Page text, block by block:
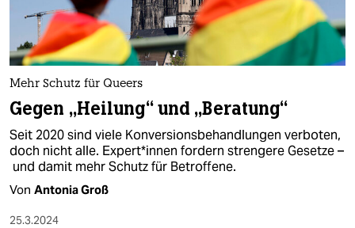
Mehr Schutz für Queers
Gegen „Heilung“ und „Beratung“
Seit 2020 sind viele Konversionsbehandlungen verboten,
doch nicht alle. Ex­per­t*in­nen fordern strengere Gesetze –
und damit mehr Schutz für Betroffene.
Von Antonia Groß
25.3.2024